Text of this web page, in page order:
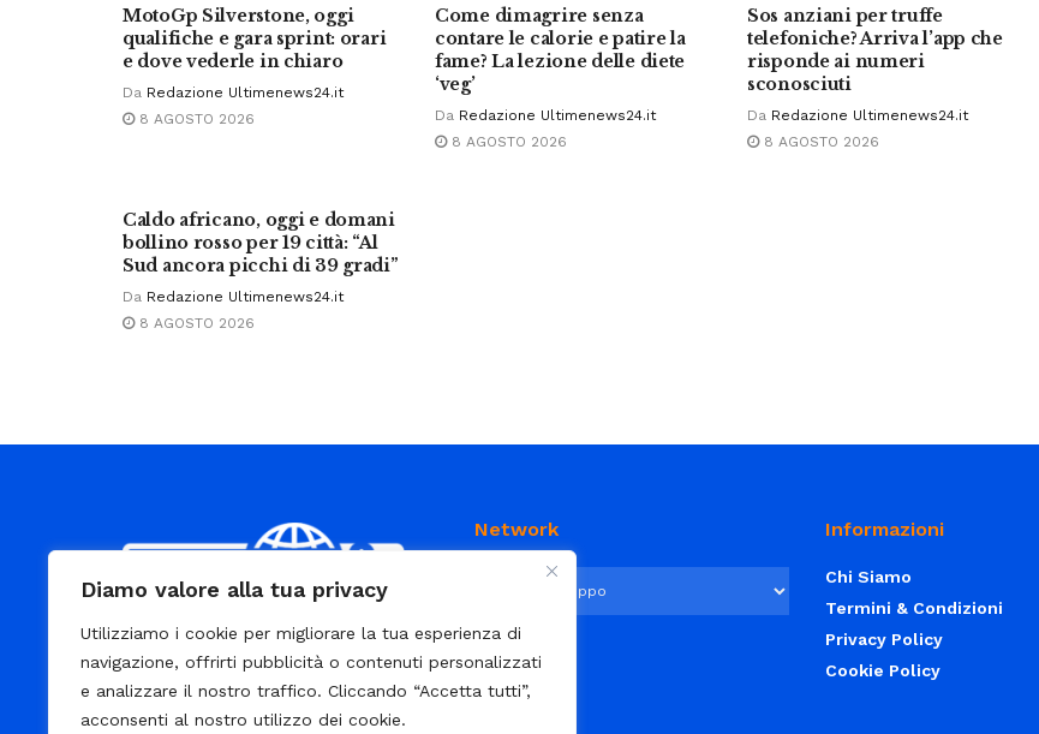
Diamo valore alla tua privacy
Utilizziamo i cookie per migliorare la tua esperienza di
navigazione, offrirti pubblicità o contenuti personalizzati
e analizzare il nostro traffico. Cliccando “Accetta tutti”,
acconsenti al nostro utilizzo dei cookie.
MotoGp Silverstone, oggi
qualifiche e gara sprint: orari
e dove vederle in chiaro
Da Redazione Ultimenews24.it
8 AGOSTO 2026
Come dimagrire senza
contare le calorie e patire la
fame? La lezione delle diete
‘veg’
Da Redazione Ultimenews24.it
8 AGOSTO 2026
Sos anziani per truffe
telefoniche? Arriva l’app che
risponde ai numeri
sconosciuti
Da Redazione Ultimenews24.it
8 AGOSTO 2026
Caldo africano, oggi e domani
bollino rosso per 19 città: “Al
Sud ancora picchi di 39 gradi”
Da Redazione Ultimenews24.it
8 AGOSTO 2026
E’ un portale di news ai sensi del D.L.
7/5/2001 n. 62
Network Informazioni
Chi Siamo
Termini & Condizioni
Privacy Policy
Cookie Policy